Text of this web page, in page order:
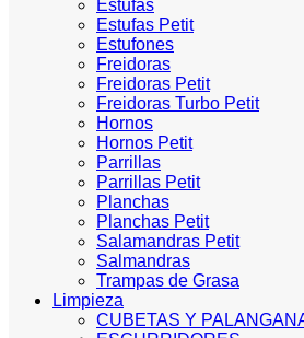
Estufas
Estufas Petit
Estufones
Freidoras
Freidoras Petit
Freidoras Turbo Petit
Hornos
Hornos Petit
Parrillas
Parrillas Petit
Planchas
Planchas Petit
Salamandras Petit
Salmandras
Trampas de Grasa
Limpieza
CUBETAS Y